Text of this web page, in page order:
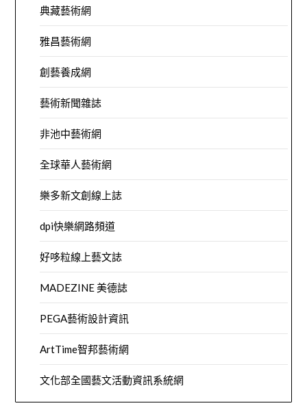
典藏藝術網
雅昌藝術網
創藝養成網
藝術新聞雜誌
非池中藝術網
全球華人藝術網
樂多新文創線上誌
dpi快樂網路頻道
好哆粒線上藝文誌
MADEZINE 美德誌
PEGA藝術設計資訊
ArtTime智邦藝術網
文化部全國藝文活動資訊系統網